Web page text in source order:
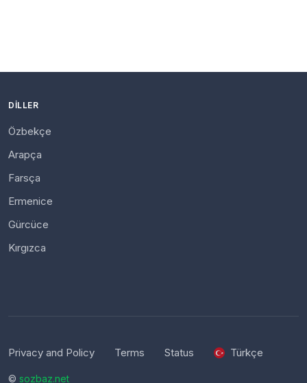
DILLER
Özbekçe
Arapça
Farsça
Ermenice
Gürcüce
Kırgızca
Privacy and Policy Terms Status Türkçe
© sozbaz.net